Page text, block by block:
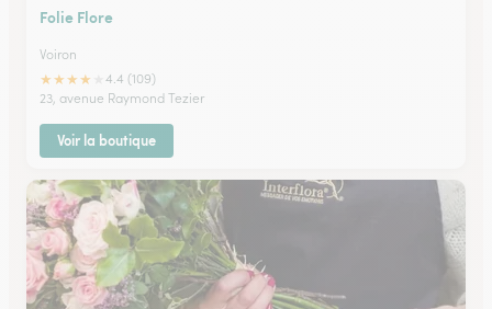
Folie Flore
Voiron
★★★★
4.4 (109)
23, avenue Raymond Tezier
Voir la boutique